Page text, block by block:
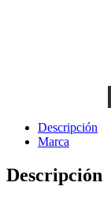
Descripción
Marca
Descripción